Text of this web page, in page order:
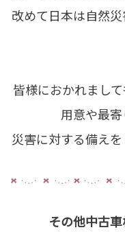
改めて日本は自然
皆様におかれまし
用意や最
災害に対する備え
その他中古